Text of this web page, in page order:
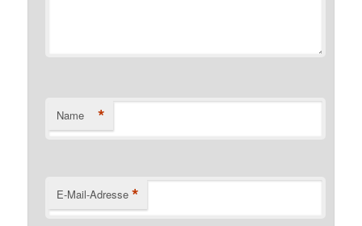
Name *
E-Mail-Adresse *